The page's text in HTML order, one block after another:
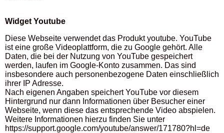
Widget Youtube
Diese Webseite verwendet das Produkt youtube. YouTube
ist eine große Videoplattform, die zu Google gehört. Alle
Daten, die bei der Nutzung von YouTube gespeichert
werden, laufen im Google-Konto zusammen. Das sind
insbesondere auch personenbezogene Daten einschließlich
ihrer IP Adresse.
Nach eigenen Angaben speichert YouTube vor diesem
Hintergrund nur dann Informationen über Besucher einer
Webseite, wenn diese das entsprechende Video abspielen.
Weitere Informationen hierzu finden Sie unter
https://support.google.com/youtube/answer/171780?hl=de